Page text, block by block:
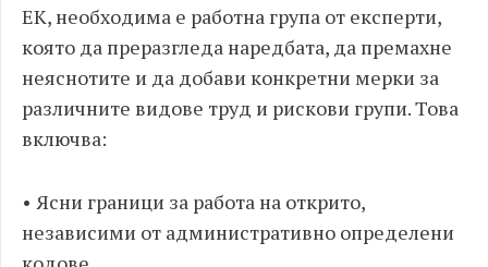
ЕК, необходима е работна група от експерти,
която да преразгледа наредбата, да премахне
неяснотите и да добави конкретни мерки за
различните видове труд и рискови групи. Това
включва:
• Ясни граници за работа на открито,
независими от административно определени